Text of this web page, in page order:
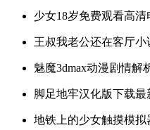
少女18岁免费观看高
王叔我老公还在客厅小
魅魔3dmax动漫剧情解
脚足地牢汉化版下载最
地铁上的少女触摸模拟